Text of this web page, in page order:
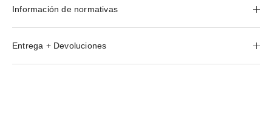
Información de normativas
Entrega + Devoluciones